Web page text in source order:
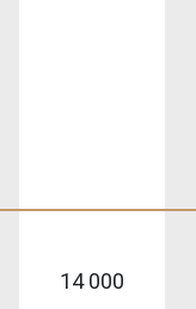
14 000